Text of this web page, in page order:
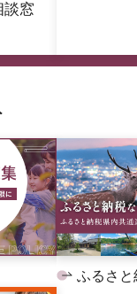
談窓
ふるさと